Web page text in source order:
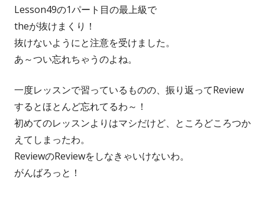
Lesson49の1パート目の最上級で
theが抜けまくり！
抜けないようにと注意を受けました。
あ～つい忘れちゃうのよね。
一度レッスンで習っているものの、振り返ってReview
するとほとんど忘れてるわ～！
初めてのレッスンよりはマシだけど、ところどころつか
えてしまったわ。
ReviewのReviewをしなきゃいけないわ。
がんばろっと！